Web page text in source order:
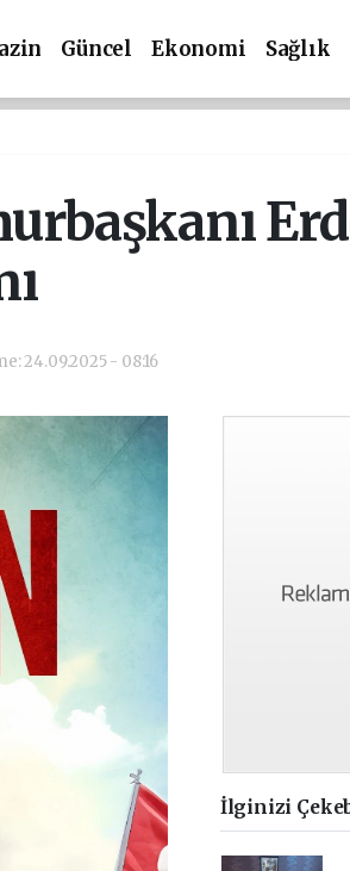
Güncel Ekonomi Sağlık
24.09.2025 - 08:16
İlginizi